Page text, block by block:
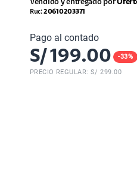
Vendido y entregado por
Ruc:20610203371
Pago al contado
S/199.00 -33%
PRECIO REGULAR: S/299.00